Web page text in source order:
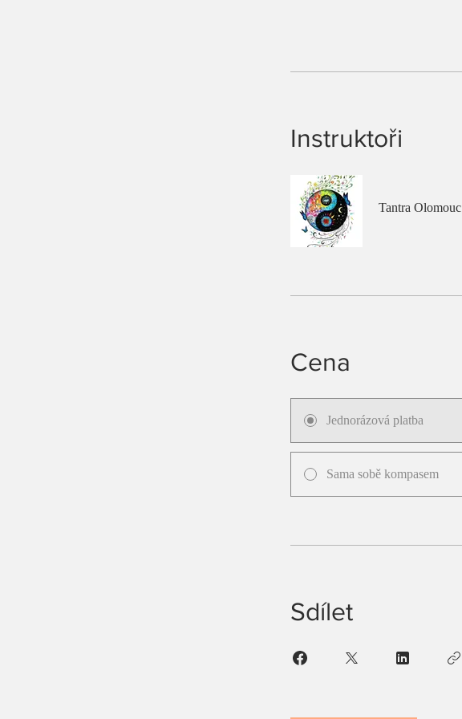
Instruktoři
Tantra Olomouc
Cena
Jednorázová platba
Sama sobě kompasem
Sdílet